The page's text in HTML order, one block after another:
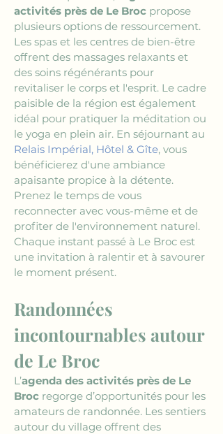
activités près de Le Broc propose
plusieurs options de ressourcement.
Les spas et les centres de bien-être
offrent des massages relaxants et
des soins régénérants pour
revitaliser le corps et l'esprit. Le cadre
paisible de la région est également
idéal pour pratiquer la méditation ou
le yoga en plein air. En séjournant au
Relais Impérial, Hôtel & Gîte, vous
bénéficierez d'une ambiance
apaisante propice à la détente.
Prenez le temps de vous
reconnecter avec vous-même et de
profiter de l'environnement naturel.
Chaque instant passé à Le Broc est
une invitation à ralentir et à savourer
le moment présent.
Randonnées
incontournables autour
de Le Broc
L’agenda des activités près de Le
Broc regorge d’opportunités pour les
amateurs de randonnée. Les sentiers
autour du village offrent des